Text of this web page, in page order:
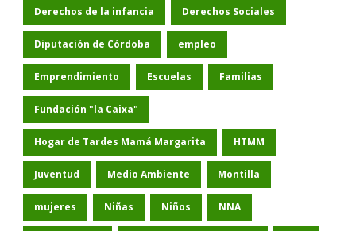
Derechos de la infancia Derechos Sociales
Diputación de Córdoba empleo
Emprendimiento Escuelas Familias
Fundación "la Caixa"
Hogar de Tardes Mamá Margarita HTMM
Juventud Medio Ambiente Montilla
mujeres Niñas Niños NNA